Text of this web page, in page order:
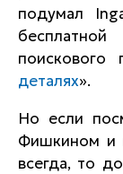
подумал
поискового
деталях».
Но если
Фишкином и
всегда, то